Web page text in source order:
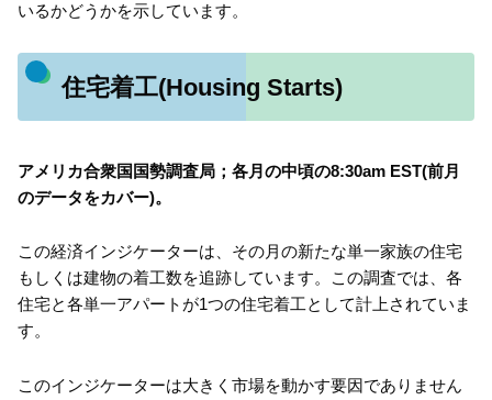
いるかどうかを示しています。
住宅着工(Housing Starts)
アメリカ合衆国国勢調査局；各月の中頃の8:30am EST(前月
のデータをカバー)。
この経済インジケーターは、その月の新たな単一家族の住宅
もしくは建物の着工数を追跡しています。この調査では、各
住宅と各単一アパートが1つの住宅着工として計上されていま
す。
このインジケーターは大きく市場を動かす要因でありません